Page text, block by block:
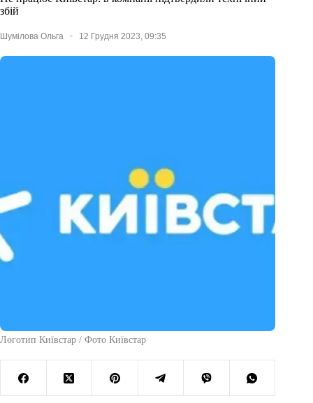
збій
Шумілова Ольга 12 Грудня 2023, 09:35
Логотип Київстар / Фото Київстар